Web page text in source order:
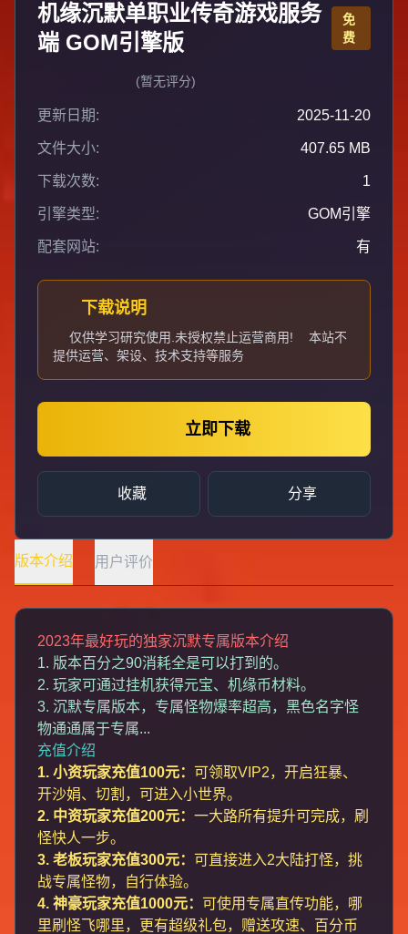
机缘沉默单职业传奇游戏服务
端 GOM引擎版
免
费
(暂无评分)
更新日期: 2025-11-20
文件大小: 407.65 MB
下载次数: 1
引擎类型: GOM引擎
配套网站: 有
下载说明
仅供学习研究使用.未授权禁止运营商用!
本站不
提供运营、架设、技术支持等服务
立即下载
收藏 分享
版本介绍 用户评价
2023年最好玩的独家沉默专属版本介绍
1. 版本百分之90消耗全是可以打到的。
2. 玩家可通过挂机获得元宝、机缘币材料。
3. 沉默专属版本，专属怪物爆率超高，黑色名字怪
物通通属于专属...
充值介绍
1. 小资玩家充值100元： 可领取VIP2，开启狂暴、
开沙娟、切割，可进入小世界。
2. 中资玩家充值200元： 一大路所有提升可完成，刷
怪快人一步。
3. 老板玩家充值300元： 可直接进入2大陆打怪，挑
战专属怪物，自行体验。
4. 神豪玩家充值1000元： 可使用专属直传功能，哪
里刷怪飞哪里，更有超级礼包，赠送攻速、百分币